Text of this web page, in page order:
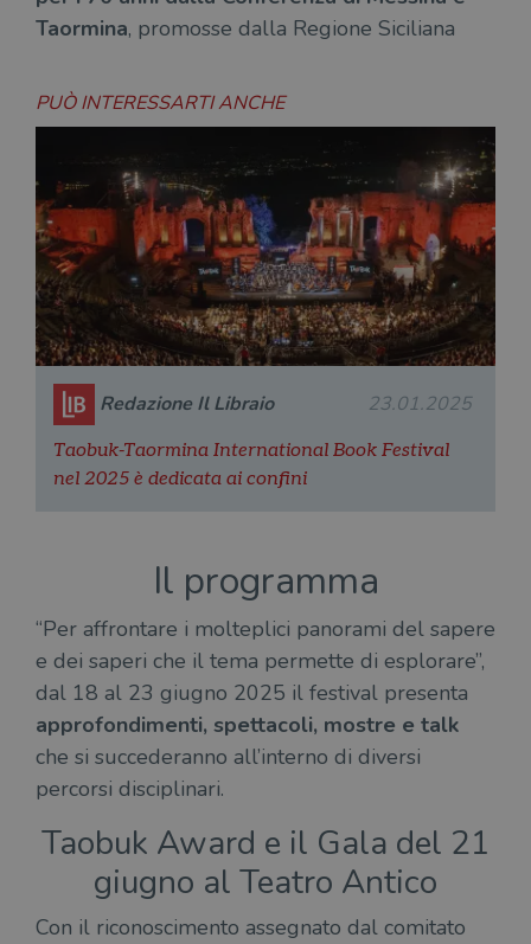
Taormina, promosse dalla Regione Siciliana
PUÒ INTERESSARTI ANCHE
Redazione Il Libraio 23.01.2025
Taobuk-Taormina International Book Festival
nel 2025 è dedicata ai confini
Il programma
“Per affrontare i molteplici panorami del sapere
e dei saperi che il tema permette di esplorare”,
dal 18 al 23 giugno 2025 il festival presenta
approfondimenti, spettacoli, mostre e talk
che si succederanno all’interno di diversi
percorsi disciplinari.
Taobuk Award e il Gala del 21
giugno al Teatro Antico
Con il riconoscimento assegnato dal comitato